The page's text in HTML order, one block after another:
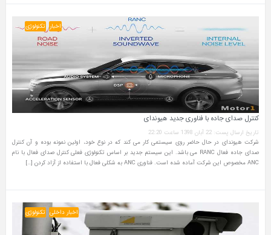
اخبار تکنولوژی
کنترل صدای جاده با فناوری جدید هیوندای
تاریخ ارسال پست: 22 آبان 1398 ساعت 22:20
شرکت هیوندای در حال حاضر روی سیستمی کار می کند که در نوع خود، اولین نمونه بوده و آن کنترل
صدای جاده‌ فعال RANC می باشد. این سیستم جدید بر اساس تکنولوژی فعلی کنترل صدای فعال با نام
ANC مخصوص این شرکت آماده شده است. فناوری ANC به‌ شکلی فعال با استفاده از آزاد کردن […]
اخبار داخلی تکنولوژی